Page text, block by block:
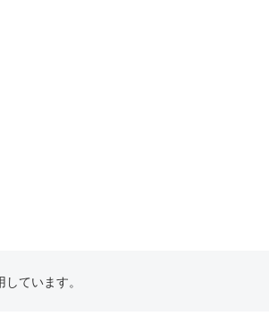
ています。